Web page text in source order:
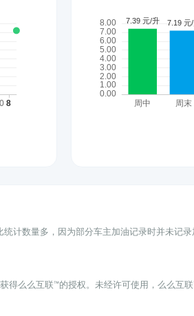
计数量多，因为部分车主加油记录时并未记录
得么么互联™的授权。未经许可使用，么么互